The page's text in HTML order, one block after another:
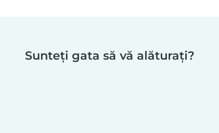
Sunteți gata să vă alăturați?